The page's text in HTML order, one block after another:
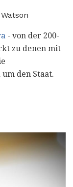
- von der 200-
zu denen mit
den Staat.